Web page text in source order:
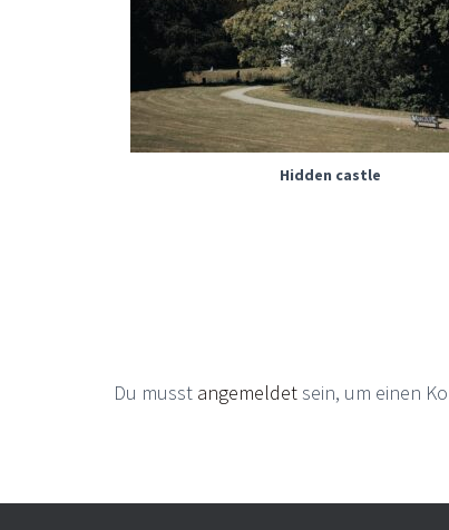
Hidden castle
Du musst angemeldetsein, um einen